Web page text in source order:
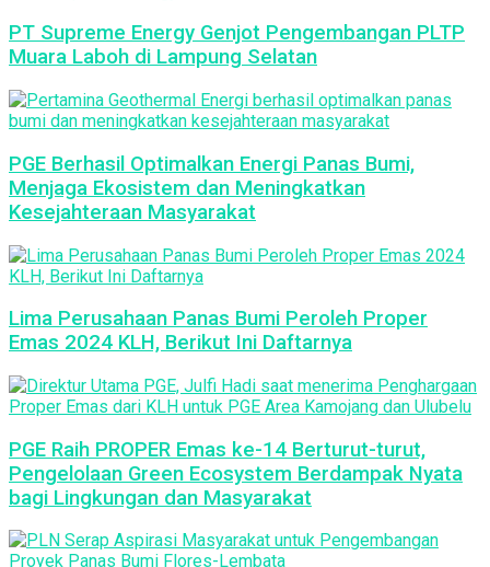
PT Supreme Energy Genjot Pengembangan PLTP
Muara Laboh di Lampung Selatan
PGE Berhasil Optimalkan Energi Panas Bumi,
Menjaga Ekosistem dan Meningkatkan
Kesejahteraan Masyarakat
Lima Perusahaan Panas Bumi Peroleh Proper
Emas 2024 KLH, Berikut Ini Daftarnya
PGE Raih PROPER Emas ke-14 Berturut-turut,
Pengelolaan Green Ecosystem Berdampak Nyata
bagi Lingkungan dan Masyarakat